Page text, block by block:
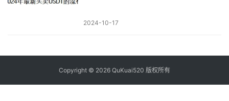
2024-10-17
Copyright © 2026 QuKuai520 版权所有